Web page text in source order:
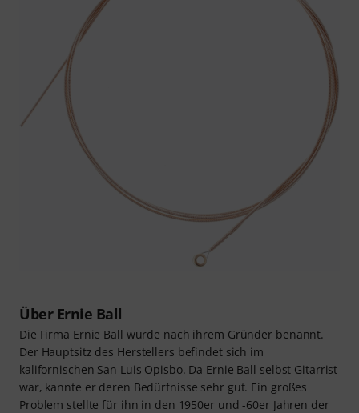
Über Ernie Ball
Die Firma Ernie Ball wurde nach ihrem Gründer benannt.
Der Hauptsitz des Herstellers befindet sich im
kalifornischen San Luis Opisbo. Da Ernie Ball selbst Gitarrist
war, kannte er deren Bedürfnisse sehr gut. Ein großes
Problem stellte für ihn in den 1950er und -60er Jahren der